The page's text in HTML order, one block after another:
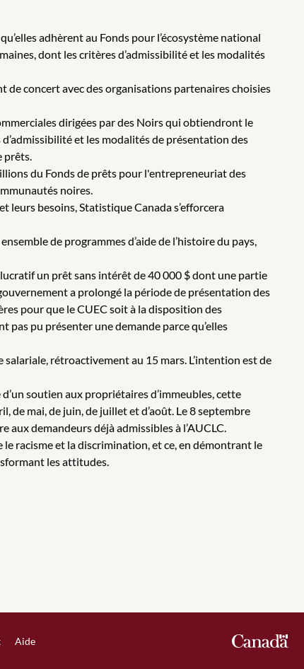
adhèrent au Fonds pour l’écosystème national
dont les critères d’admissibilité et les modalités
concert avec des organisations partenaires choisies
dirigées par des Noirs qui obtiendront le
et les modalités de présentation des
prêts.
du Fonds de prêts pour l'entrepreneuriat des
noires.
leurs besoins, Statistique Canada s’efforcera
de programmes d’aide de l’histoire du pays,
un prêt sans intérêt de 40 000 $ dont une partie
a prolongé la période de présentation des
pour que le CUEC soit à la disposition des
pas pu présenter une demande parce qu’elles
rétroactivement au 15 mars. L’intention est de
soutien aux propriétaires d’immeubles, cette
de mai, de juin, de juillet et d’août. Le 8 septembre
demandeurs déjà admissibles à l’AUCLC.
racisme et la discrimination, et ce, en démontrant le
les attitudes.
Aide